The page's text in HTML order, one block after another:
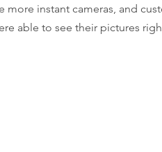
more instant cameras, and
able to see their pictures